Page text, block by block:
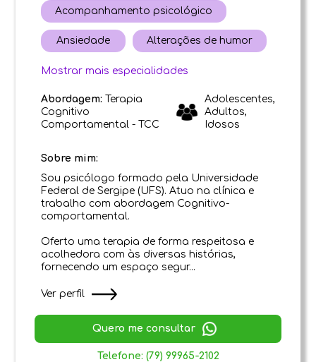
Acompanhamento psicológico
Ansiedade Alterações de humor
Mostrar mais especialidades
Abordagem: Terapia
Cognitivo
Comportamental - TCC
Adolescentes,
Adultos,
Idosos
Sobre mim:
Sou psicólogo formado pela Universidade
Federal de Sergipe (UFS). Atuo na clínica e
trabalho com abordagem Cognitivo-
comportamental.
Oferto uma terapia de forma respeitosa e
acolhedora com às diversas histórias,
fornecendo um espaço segur...
Ver perfil
Quero me consultar
Telefone: (79) 99965-2102